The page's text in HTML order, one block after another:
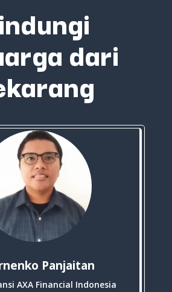
dari
Panjaitan
AXA Financial Indonesia